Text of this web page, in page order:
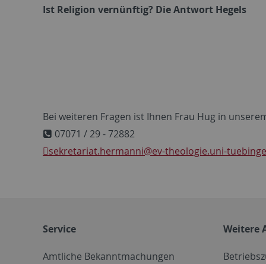
Ist Religion vernünftig? Die Antwort Hegels
Bei weiteren Fragen ist Ihnen Frau Hug in
07071 / 29 - 72882
sekretariat.hermanni@ev-theologie.uni-
Service
Amtliche Bekanntmachungen
Weitere